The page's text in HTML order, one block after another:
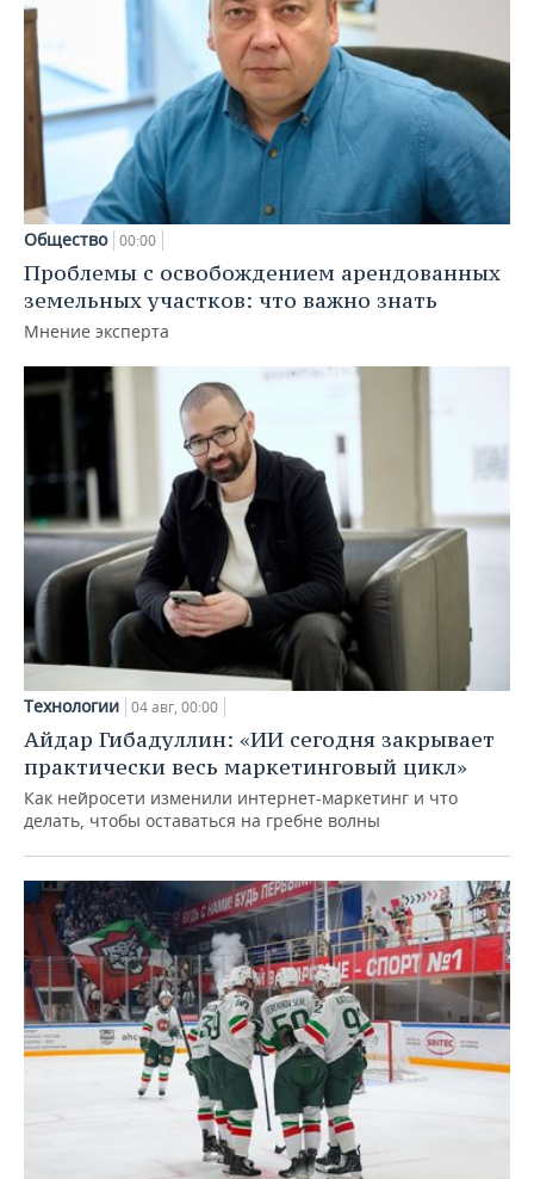
Общество 00:00
Проблемы с освобождением арендованных
земельных участков: что важно знать
Мнение эксперта
Технологии 04 авг, 00:00
Айдар Гибадуллин: «ИИ сегодня закрывает
практически весь маркетинговый цикл»
Как нейросети изменили интернет-маркетинг и что
делать, чтобы оставаться на гребне волны